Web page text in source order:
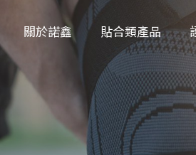
關於諾鑫 貼合類產品